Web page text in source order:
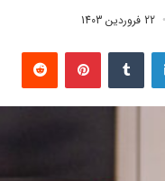
22 فروردین 1403
لینکدین ‫پین‌ترست